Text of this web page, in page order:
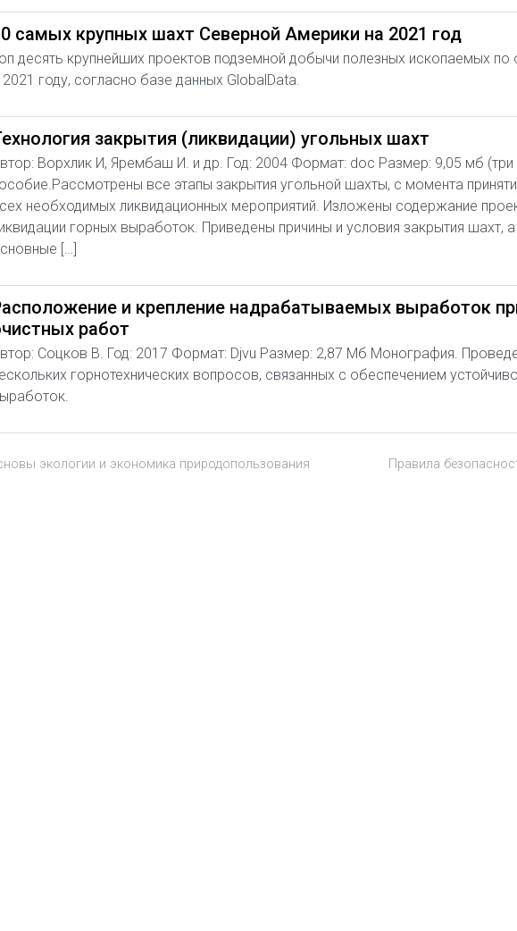
самых крупных шахт Северной Америки на 2021 год
десять крупнейших проектов подземной добычи полезных ископаемых
2021 году, согласно базе данных GlobalData.
закрытия (ликвидации) угольных шахт
Ворхлик И, Ярембаш И. и др. Год: 2004 Формат: doc Размер: 9,05 мб
все этапы закрытия угольной шахты, с момента
необходимых ликвидационных мероприятий. Изложены содержание
горных выработок. Приведены причины и условия закрытия шахт,
[…]
и крепление надрабатываемых выработок
работ
Соцков В. Год: 2017 Формат: Djvu Размер: 2,87 Мб Монография.
горнотехнических вопросов, связанных с обеспечением
экологии и экономика природопользования
Правила